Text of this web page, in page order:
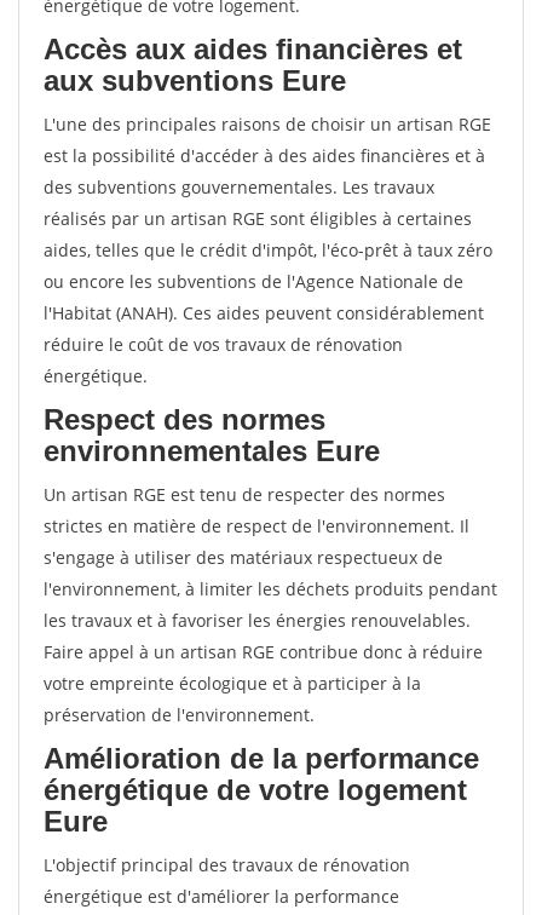
énergétique de votre logement.
Accès aux aides financières et
aux subventions Eure
L'une des principales raisons de choisir un artisan RGE
est la possibilité d'accéder à des aides financières et à
des subventions gouvernementales. Les travaux
réalisés par un artisan RGE sont éligibles à certaines
aides, telles que le crédit d'impôt, l'éco-prêt à taux zéro
ou encore les subventions de l'Agence Nationale de
l'Habitat (ANAH). Ces aides peuvent considérablement
réduire le coût de vos travaux de rénovation
énergétique.
Respect des normes
environnementales Eure
Un artisan RGE est tenu de respecter des normes
strictes en matière de respect de l'environnement. Il
s'engage à utiliser des matériaux respectueux de
l'environnement, à limiter les déchets produits pendant
les travaux et à favoriser les énergies renouvelables.
Faire appel à un artisan RGE contribue donc à réduire
votre empreinte écologique et à participer à la
préservation de l'environnement.
Amélioration de la performance
énergétique de votre logement
Eure
L'objectif principal des travaux de rénovation
énergétique est d'améliorer la performance